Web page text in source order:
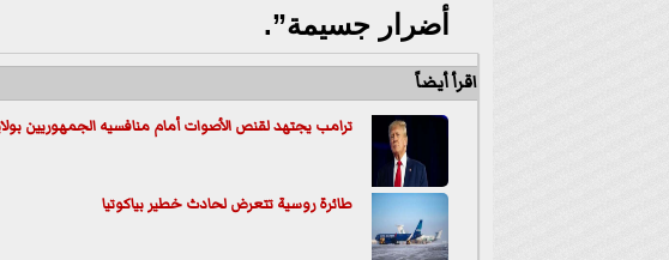
أضرار جسيمة”.
اقرأ أيضاً
ترامب يجتهد لقنص الأصوات أمام منافسيه الجمهوريين
طائرة روسية تتعرض لحادث خطير بياكوتيا